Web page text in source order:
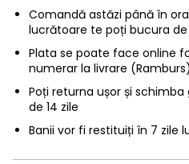
Comandă astăzi până în
lucrătoare te poți bucura
Plata se poate face online
numerar la livrare (Ramburs)
Poți returna ușor și
de 14 zile
Banii vor fi restituiți în 7 zile